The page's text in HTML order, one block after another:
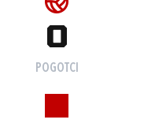
0
POGOTCI